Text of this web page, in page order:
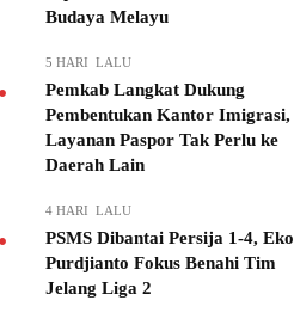
Budaya Melayu
5 HARI LALU
Pemkab Langkat Dukung
Pembentukan Kantor Imigrasi,
Layanan Paspor Tak Perlu ke
Daerah Lain
4 HARI LALU
PSMS Dibantai Persija 1-4, Eko
Purdjianto Fokus Benahi Tim
Jelang Liga 2